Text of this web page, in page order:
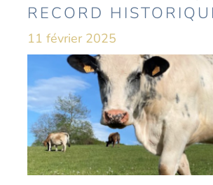
RECORD
11 février 2025